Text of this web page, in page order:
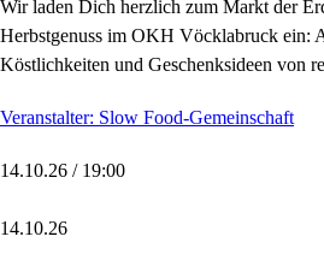
Wir laden Dich herzlich zum Markt der
Herbstgenuss im OKH Vöcklabruck ein:
Köstlichkeiten und Geschenksideen von
Veranstalter: Slow Food-Gemeinschaft
14.10.26 / 19:00
14.10.26